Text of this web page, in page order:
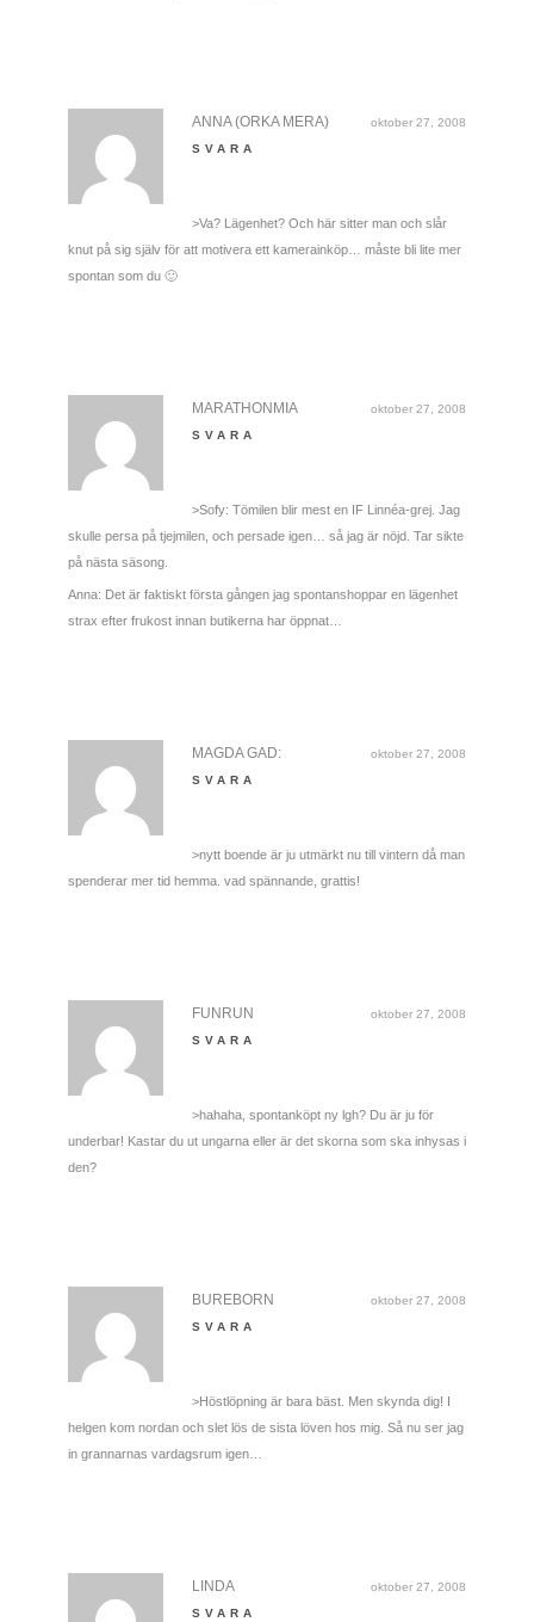
oktober 27, 2008
ANNA (ORKA MERA)
SVARA
>Va? Lägenhet? Och här sitter man och slår
knut på sig själv för att motivera ett kamerainköp… måste bli lite mer
spontan som du 🙂
oktober 27, 2008
MARATHONMIA
SVARA
>Sofy: Tömilen blir mest en IF Linnéa-grej. Jag
skulle persa på tjejmilen, och persade igen… så jag är nöjd. Tar sikte
på nästa säsong.
Anna: Det är faktiskt första gången jag spontanshoppar en lägenhet
strax efter frukost innan butikerna har öppnat…
oktober 27, 2008
MAGDA GAD:
SVARA
>nytt boende är ju utmärkt nu till vintern då man
spenderar mer tid hemma. vad spännande, grattis!
oktober 27, 2008
FUNRUN
SVARA
>hahaha, spontanköpt ny lgh? Du är ju för
underbar! Kastar du ut ungarna eller är det skorna som ska inhysas i
den?
oktober 27, 2008
BUREBORN
SVARA
>Höstlöpning är bara bäst. Men skynda dig! I
helgen kom nordan och slet lös de sista löven hos mig. Så nu ser jag
in grannarnas vardagsrum igen…
oktober 27, 2008
LINDA
SVARA